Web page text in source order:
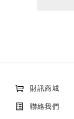
財訊商城
聯絡我們